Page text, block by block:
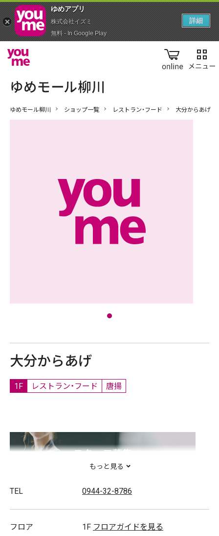
online
ゆめモール柳川 ショップ一覧 レストラン・フード 大分からあげ
大分からあげ
1F レストラン・フード 唐揚
スタッフ募集
もっと見る
TEL 0944-32-8786
フロア 1F フロアガイドを見る
ゆめアプ‪リ‬
株式会社イズミ
無料 - In Google Play
詳細